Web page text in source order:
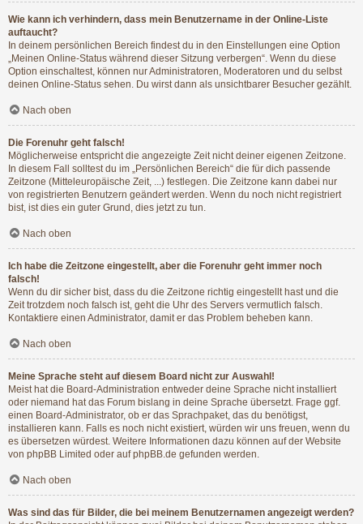
Wie kann ich verhindern, dass mein Benutzername in der Online-Liste
auftaucht?
In deinem persönlichen Bereich findest du in den Einstellungen eine Option
„Meinen Online-Status während dieser Sitzung verbergen“. Wenn du diese
Option einschaltest, können nur Administratoren, Moderatoren und du selbst
deinen Online-Status sehen. Du wirst dann als unsichtbarer Besucher gezählt.
Nach oben
Die Forenuhr geht falsch!
Möglicherweise entspricht die angezeigte Zeit nicht deiner eigenen Zeitzone.
In diesem Fall solltest du im „Persönlichen Bereich“ die für dich passende
Zeitzone (Mitteleuropäische Zeit, ...) festlegen. Die Zeitzone kann dabei nur
von registrierten Benutzern geändert werden. Wenn du noch nicht registriert
bist, ist dies ein guter Grund, dies jetzt zu tun.
Nach oben
Ich habe die Zeitzone eingestellt, aber die Forenuhr geht immer noch
falsch!
Wenn du dir sicher bist, dass du die Zeitzone richtig eingestellt hast und die
Zeit trotzdem noch falsch ist, geht die Uhr des Servers vermutlich falsch.
Kontaktiere einen Administrator, damit er das Problem beheben kann.
Nach oben
Meine Sprache steht auf diesem Board nicht zur Auswahl!
Meist hat die Board-Administration entweder deine Sprache nicht installiert
oder niemand hat das Forum bislang in deine Sprache übersetzt. Frage ggf.
einen Board-Administrator, ob er das Sprachpaket, das du benötigst,
installieren kann. Falls es noch nicht existiert, würden wir uns freuen, wenn du
es übersetzen würdest. Weitere Informationen dazu können auf der Website
von phpBB Limited oder aufphpBB.de gefunden werden.
Nach oben
Was sind das für Bilder, die bei meinem Benutzernamen angezeigt werden?